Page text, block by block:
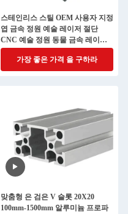
스테인리스 스틸 OEM 사용자 지정
엽 금속 정원 예술 레이저 절단
CNC 예술 정원 동물 금속 레이저
절단 서비스
가장 좋은 가격 을 구하라
맞춤형 은 검은 V 슬롯 20X20
100mm-1500mm 알루미늄 프로파